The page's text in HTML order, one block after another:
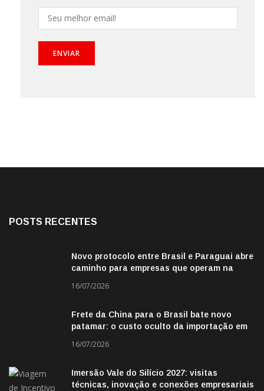
POSTS RECENTES
Novo protocolo entre Brasil e Paraguai abre
caminho para empresas que operam na
16/07/2026
Frete da China para o Brasil bate novo
patamar: o custo oculto da importação em
16/07/2026
Imersão Vale do Silício 2027: visitas
técnicas, inovação e conexões empresariais